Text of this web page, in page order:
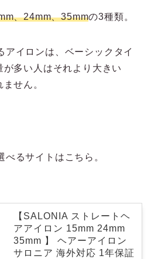
、24mm、35mmの3種類。
アイロンは、ベーシックタイ
多い人はそれより大きい
せん。
るサイトはこちら。
【SALONIA ストレートヘ
アアイロン 15mm 24mm
35mm 】 ヘアーアイロン
サロニア 海外対応 1年保証